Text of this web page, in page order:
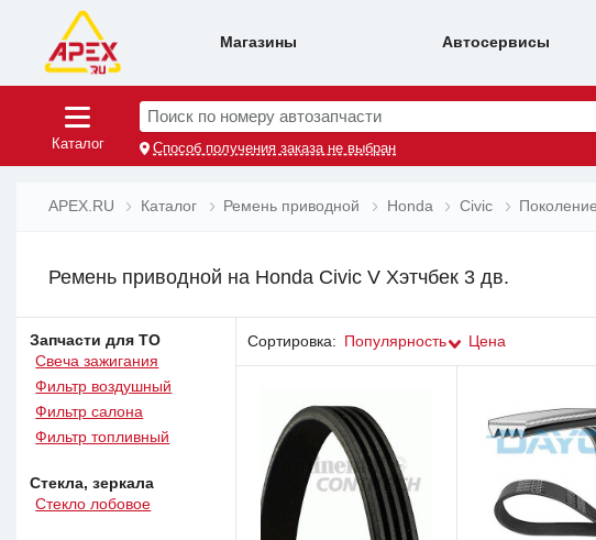
Магазины Автосервисы
Каталог
Поиск по номеру автозапчасти
Способ получения заказа не выбран
APEX.RU Каталог Ремень приводной Honda Civic
Ремень приводной на Honda Civic V Хэтчбек 3 дв.
Запчасти для ТО
Свеча зажигания
Фильтр воздушный
Фильтр салона
Фильтр топливный
Стекла, зеркала
Стекло лобовое
Сортировка: Популярность Цена